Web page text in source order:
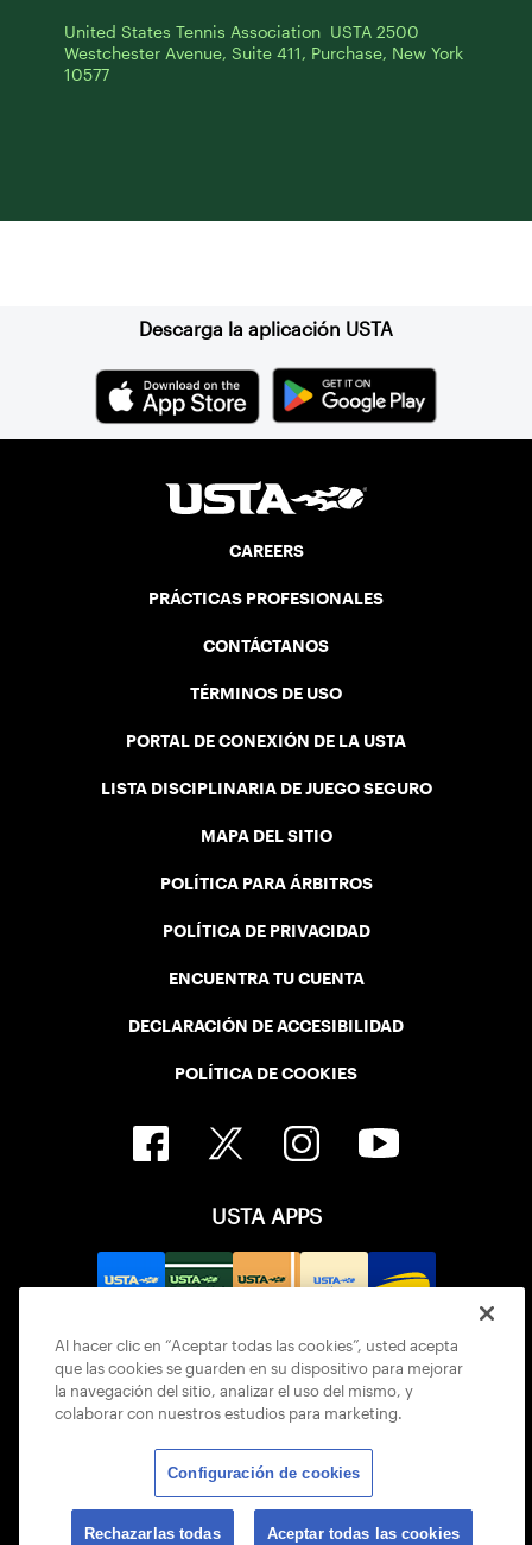
United States Tennis Association USTA 2500
Westchester Avenue, Suite 411, Purchase, New York
10577
Descarga la aplicación USTA
CAREERS
PRÁCTICAS PROFESIONALES
CONTÁCTANOS
TÉRMINOS DE USO
PORTAL DE CONEXIÓN DE LA USTA
LISTA DISCIPLINARIA DE JUEGO SEGURO
MAPA DEL SITIO
POLÍTICA PARA ÁRBITROS
POLÍTICA DE PRIVACIDAD
ENCUENTRA TU CUENTA
DECLARACIÓN DE ACCESIBILIDAD
POLÍTICA DE COOKIES
USTA APPS
© 2026 USTA ALL RIGHTS RESERVED
Al hacer clic en “Aceptar todas las cookies”, usted acepta
que las cookies se guarden en su dispositivo para mejorar
la navegación del sitio, analizar el uso del mismo, y
colaborar con nuestros estudios para marketing.
Configuración de cookies
Rechazarlas todas Aceptar todas las cookies